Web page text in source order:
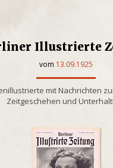
Illustrierte
vom 13.09.1925
mit Nachrichten
Zeitgeschehen und